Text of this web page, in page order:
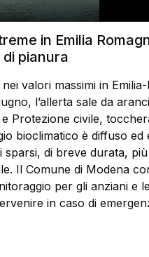
in Emilia
pianura
valori massimi in
l’allerta sale da
Protezione civile,
bioclimatico è diffuso ed
di breve durata,
Il Comune di Modena
per gli anziani e
in caso di